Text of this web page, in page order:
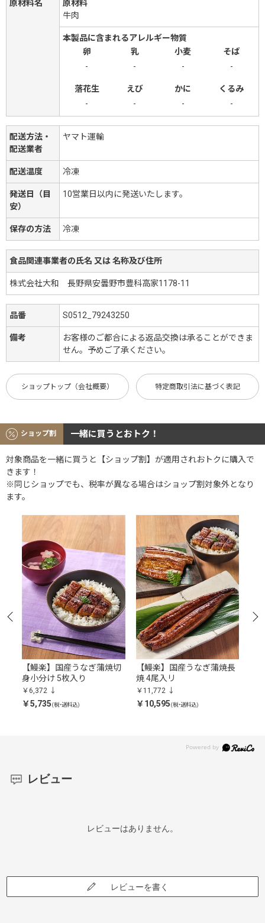
原材料名
原材料
牛肉
本製品に含まれるアレルギー物質
卵
乳 小麦
そば
-
- - -
落花生 えび かに
くるみ
-
- - -
配送方法・
配送業者
ヤマト運輸
配送温度 冷凍
発送日（目
安）
10営業日以内に発送いたします。
保存の方法 冷凍
食品関連事業者の氏名 又は 名称及び住所
株式会社大和 長野県安曇野市豊科高家1178-11
品番 S0512_79243250
備考
お客様のご都合による返品交換は承ることができま
せん。予めご了承ください。
ショップトップ（会社概要） 特定商取引法に基づく表記
ショップ割 一緒に買うとおトク！
対象商品を一緒に買うと【ショップ割】が適用されおトクに購入で
きます！
※同じショップでも、税率が異なる場合はショップ割対象外となり
ます。
【鰻楽】国産うなぎ蒲焼切
身小分け 5枚入り
￥6,372
￥5,735(税・送料込)
【鰻楽】国産うなぎ蒲焼長
焼 4尾入リ
￥11,772
￥10,595(税・送料込)
レビュー
レビューはありません。
レビューを書く